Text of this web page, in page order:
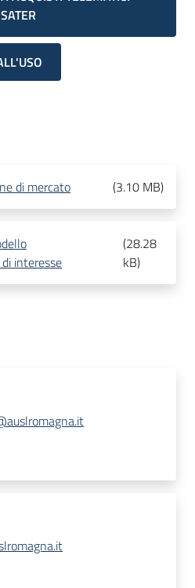
SATER
di mercato (3.10 MB)
interesse
(28.28
kB)